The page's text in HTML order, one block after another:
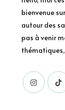
bienvenue
autour des
pas à venir